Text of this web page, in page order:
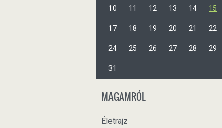
10 11 12 13 14 15
17 18 19 20 21 22
24 25 26 27 28 29
31
MAGAMRÓL
Életrajz